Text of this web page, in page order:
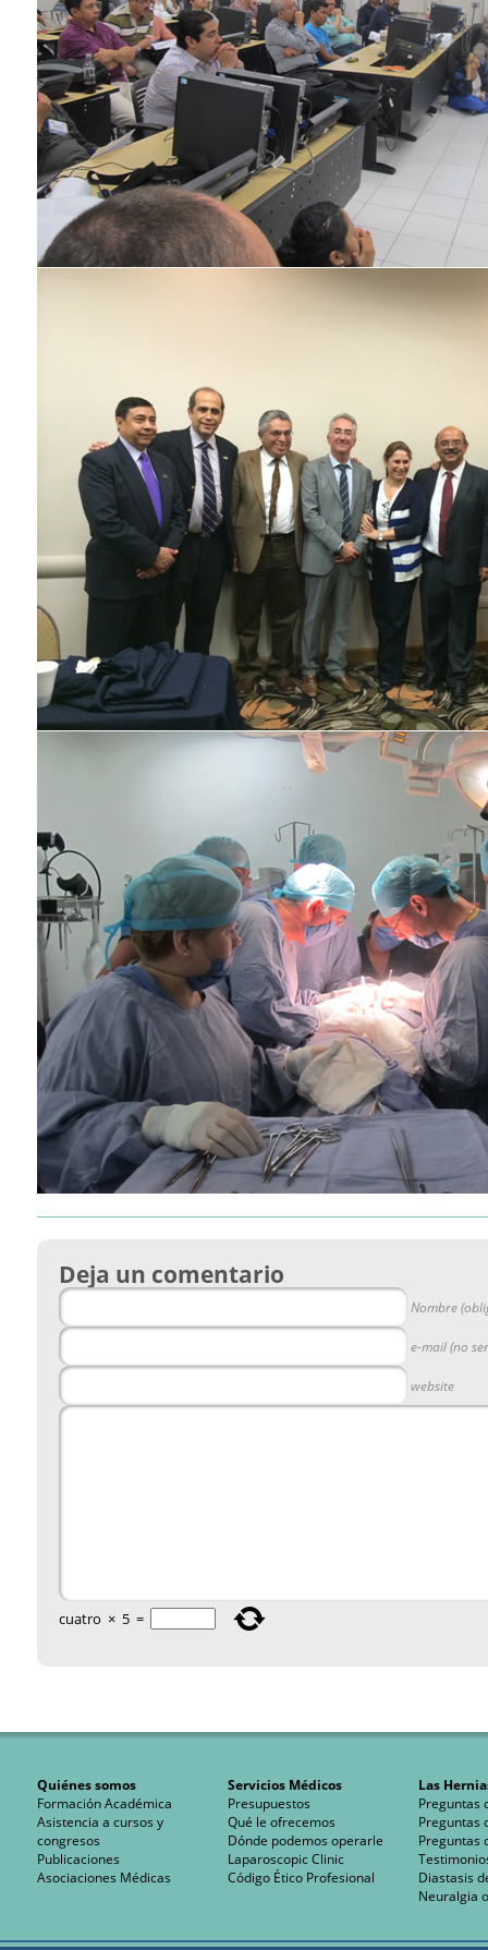
Deja un comentario
Nombre
e-mail (no
website
cuatro × 5 =
Quiénes somos
Formación Académica
Asistencia a cursos y
congresos
Publicaciones
Asociaciones Médicas
Servicios Médicos
Presupuestos
Qué le ofrecemos
Dónde podemos operarle
Laparoscopic Clinic
Código Ético Profesional
Las
Preguntas
Preguntas
Preguntas
Diastasis
Neuralgia